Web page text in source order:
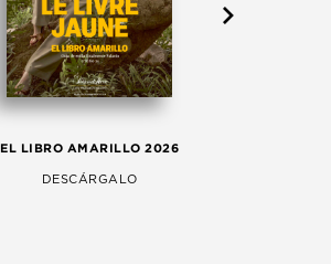
EL LIBRO AMARILLO 2026
DESCÁRGALO